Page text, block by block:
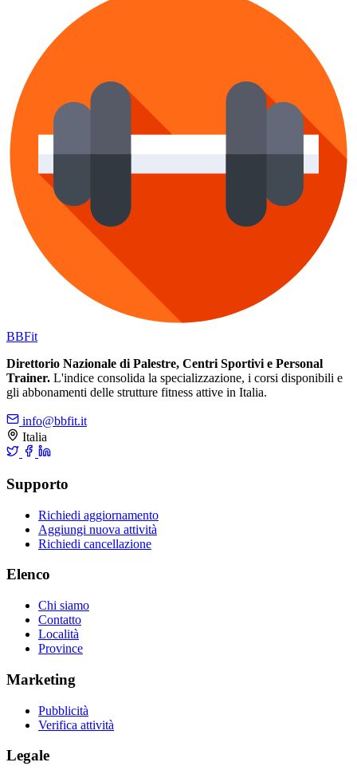
BBFit
Direttorio Nazionale di Palestre, Centri Sportivi e Personal
Trainer. L'indice consolida la specializzazione, i corsi disponibili e
gli abbonamenti delle strutture fitness attive in Italia.
info@bbfit.it
Italia
Supporto
Richiedi aggiornamento
Aggiungi nuova attività
Richiedi cancellazione
Elenco
Chi siamo
Contatto
Località
Province
Marketing
Pubblicità
Verifica attività
Legale